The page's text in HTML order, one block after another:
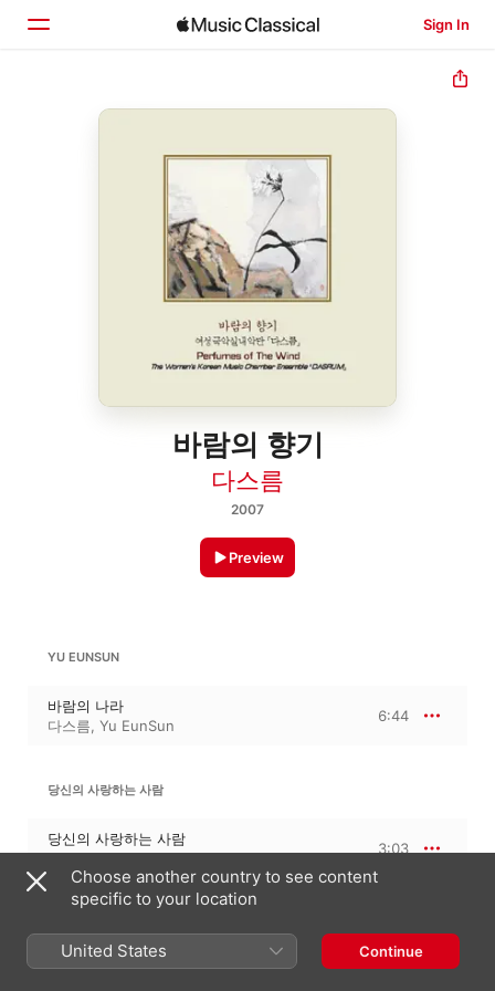
Sign In
Home
바람의 향기
다스름
2007
Preview
YU EUNSUN
바람의 나라
다스름, Yu EunSun
6:44
당신의 사랑하는 사람
당신의 사랑하는 사람
다스름
3:03
캐롤란과 캐슬의 대화
Choose another country to see content
specific to your location
United States Continue